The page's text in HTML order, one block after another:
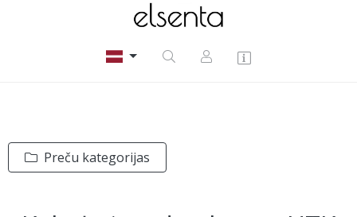
Preču kategorijas